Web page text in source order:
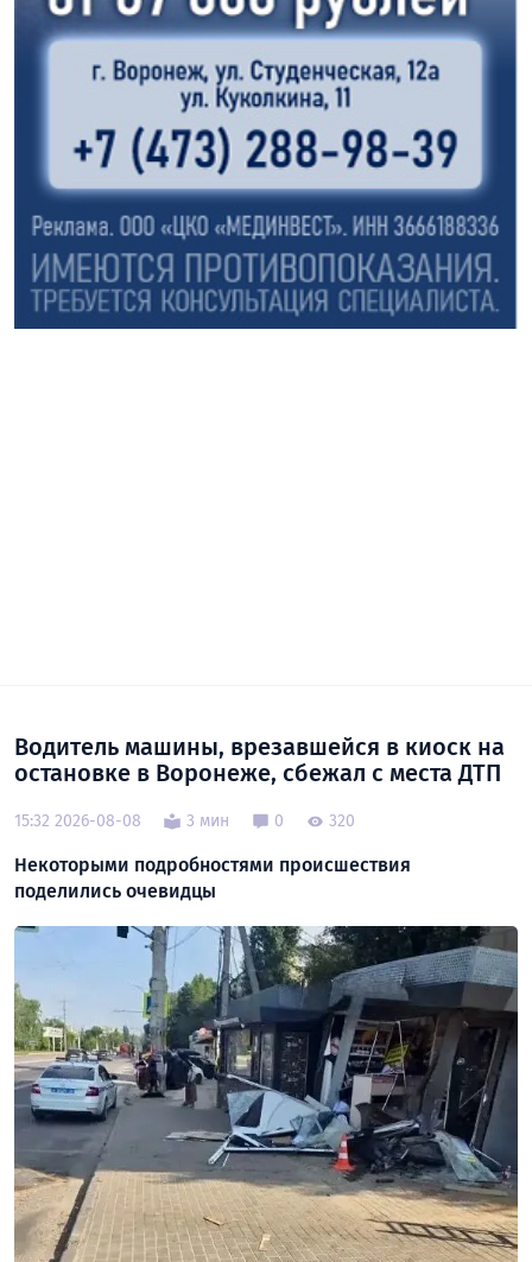
Водитель машины, врезавшейся в киоск на
остановке в Воронеже, сбежал с места ДТП
15:32 2026-08-08 3 мин 0 320
Некоторыми подробностями происшествия
поделились очевидцы